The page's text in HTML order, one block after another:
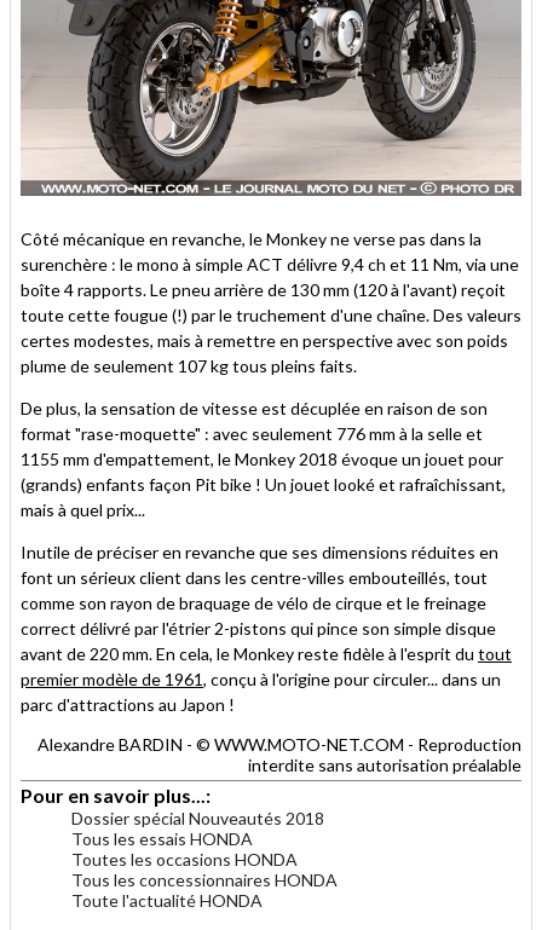
Côté mécanique en revanche, le Monkey ne verse pas dans la
surenchère : le mono à simple ACT délivre 9,4 ch et 11 Nm, via une
boîte 4 rapports. Le pneu arrière de 130 mm (120 à l'avant) reçoit
toute cette fougue (!) par le truchement d'une chaîne. Des valeurs
certes modestes, mais à remettre en perspective avec son poids
plume de seulement 107 kg tous pleins faits.
De plus, la sensation de vitesse est décuplée en raison de son
format "rase-moquette" : avec seulement 776 mm à la selle et
1155 mm d'empattement, le Monkey 2018 évoque un jouet pour
(grands) enfants façon Pit bike ! Un jouet looké et rafraîchissant,
mais à quel prix...
Inutile de préciser en revanche que ses dimensions réduites en
font un sérieux client dans les centre-villes embouteillés, tout
comme son rayon de braquage de vélo de cirque et le freinage
correct délivré par l'étrier 2-pistons qui pince son simple disque
avant de 220 mm. En cela, le Monkey reste fidèle à l'esprit du tout
premier modèle de 1961, conçu à l'origine pour circuler... dans un
parc d'attractions au Japon !
Alexandre BARDIN - © WWW.MOTO-NET.COM - Reproduction
interdite sans autorisation préalable
Pour en savoir plus...:
Dossier spécial Nouveautés 2018
Tous les essais HONDA
Toutes les occasions HONDA
Tous les concessionnaires HONDA
Toute l'actualité HONDA